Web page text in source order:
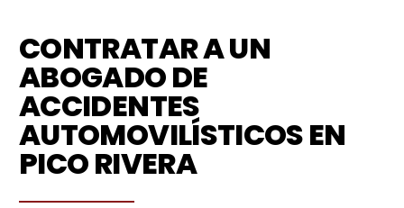
CONTRATAR A UN
ABOGADO DE
ACCIDENTES
AUTOMOVILÍSTICOS EN
PICO RIVERA